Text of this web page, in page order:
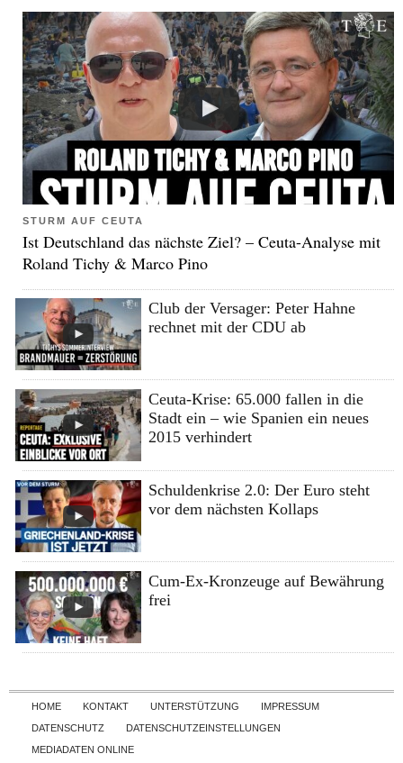
STURM AUF CEUTA
Ist Deutschland das nächste Ziel? – Ceuta-Analyse mit
Roland Tichy & Marco Pino
Club der Versager: Peter Hahne
rechnet mit der CDU ab
Ceuta-Krise: 65.000 fallen in die
Stadt ein – wie Spanien ein neues
2015 verhindert
Schuldenkrise 2.0: Der Euro steht
vor dem nächsten Kollaps
Cum-Ex-Kronzeuge auf Bewährung
frei
Skip to content
HOME KONTAKT UNTERSTÜTZUNG
IMPRESSUM
DATENSCHUTZ
DATENSCHUTZEINSTELLUNGEN
MEDIADATEN ONLINE